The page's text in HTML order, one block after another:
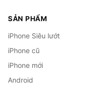
Bản Mỹ LL/A bỏ khay
riêng của đời 14 và
mua cũ. Máy iPhone
không có khay lắp
vật lý, cần biết rõ mã
SẢN PHẨM
iPhone Siêu lướt
iPhone cũ
iPhone mới
Android